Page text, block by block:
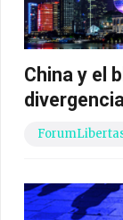
China y el